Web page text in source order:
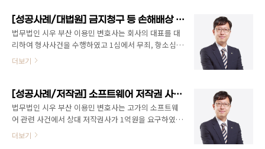
연락 주시기 바랍니다. 법무법인 시우 부산 이용민 변호
사(상담예약전화 : 051-503-6699 / 010-7540-6..
어튀김을 국내산으로 표시하여 판매한 사안에서 벌금
300만원 유죄판결이 선고된 바 있습니다(의정부지방법
원고양지원 2019. 9. 27. 선고 2019고정608 판결). 또한
수산물 판매점에서 중국산 낙지를 보관·진열하면서도
이를 국내산으로 표시한 경우 벌금 70만원의 유죄판결
2022고정382 판결) 원산지표시법은 거짓표시뿐 아니라
“혼동하게 할 우려가 있는 표시”도 금지합니다. 즉, 실제
로..
[성공사례/대법원] 금지청구 등 손해배상 사건 대법 전부승소 [법무법인 시우 부산 이용민 변호사]
법무법인 시우 부산 이용민 변호사는 회사의 대표를 대
리하여 형사사건을 수행하였고 1심에서 무죄, 항소심에
서 검사가 공소장을 변경하여 다투었으나 다시 무죄판
결을 선고받아 확정받았습니다. 또한, 관련된 민사사건
구를 변경한 사건에서도 항소심 전부승소의 성공적인
결과를 얻었으며, 이번에 상대방이 상고한 사건에서도
상대방 상고기각으로 전부 승소하였습니다. 기업 대표
이사나 임원분들께 꼭 말씀드리고 싶은 점은 다음과 같
습니다.✔ 형사 고소가 제기되면, 민사 가능성까지 함께
더보기
[성공사례/저작권] 소프트웨어 저작권 사건 최초 상대방 1억원 요구 -> 조정과정에서 250만원으로 합의 [법무법인 시우 부산 이용민 변호사]
법무법인 시우 부산 이용민 변호사는 고가의 소프트웨
어 관련 사건에서 상대 저작권사가 1억원을 요구하였고,
그 이후 조정사건에서, 여러 합리적인 합의 기법과 논의
를 거친 결과 250만원에 원만하게 합의를 보고 사건을
더보기